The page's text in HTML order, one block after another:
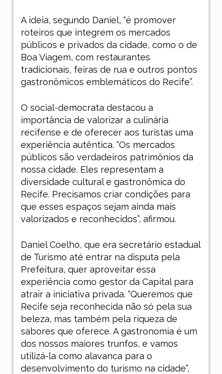
A ideia, segundo Daniel, “é promover
roteiros que integrem os mercados
públicos e privados da cidade, como o de
Boa Viagem, com restaurantes
tradicionais, feiras de rua e outros pontos
gastronômicos emblemáticos do Recife”.
O social-democrata destacou a
importância de valorizar a culinária
recifense e de oferecer aos turistas uma
experiência autêntica. “Os mercados
públicos são verdadeiros patrimônios da
nossa cidade. Eles representam a
diversidade cultural e gastronômica do
Recife. Precisamos criar condições para
que esses espaços sejam ainda mais
valorizados e reconhecidos”, afirmou.
Daniel Coelho, que era secretário estadual
de Turismo até entrar na disputa pela
Prefeitura, quer aproveitar essa
experiência como gestor da Capital para
atrair a iniciativa privada. “Queremos que
Recife seja reconhecida não só pela sua
beleza, mas também pela riqueza de
sabores que oferece. A gastronomia é um
dos nossos maiores trunfos, e vamos
utilizá-la como alavanca para o
desenvolvimento do turismo na cidade”,